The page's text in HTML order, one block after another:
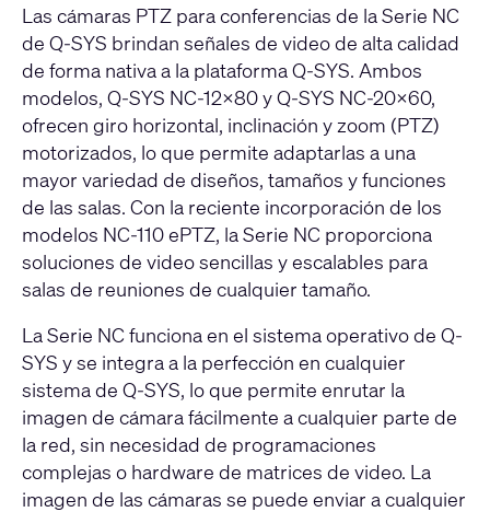
Las cámaras PTZ para conferencias de la Serie NC
de Q-SYS brindan señales de video de alta calidad
de forma nativa a la plataforma Q-SYS. Ambos
modelos, Q-SYS NC-12x80 y Q-SYS NC-20x60,
ofrecen giro horizontal, inclinación y zoom (PTZ)
motorizados, lo que permite adaptarlas a una
mayor variedad de diseños, tamaños y funciones
de las salas. Con la reciente incorporación de los
modelos NC-110 ePTZ, la Serie NC proporciona
soluciones de video sencillas y escalables para
salas de reuniones de cualquier tamaño.
La Serie NC funciona en el sistema operativo de Q-
SYS y se integra a la perfección en cualquier
sistema de Q-SYS, lo que permite enrutar la
imagen de cámara fácilmente a cualquier parte de
la red, sin necesidad de programaciones
complejas o hardware de matrices de video. La
imagen de las cámaras se puede enviar a cualquier